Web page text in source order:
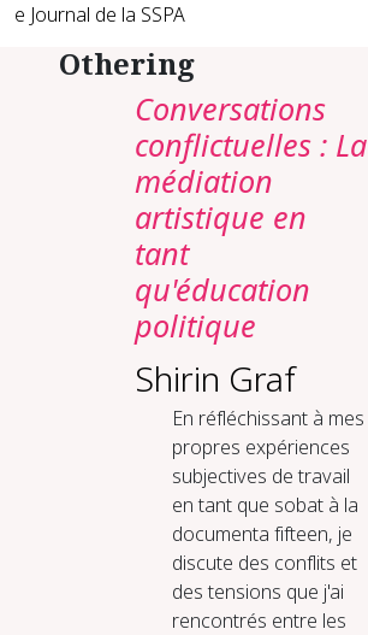
e Journal de la SSPA
Othering
Conversations
conflictuelles : La
médiation
artistique en
tant
qu'éducation
politique
Shirin Graf
En réfléchissant à mes
propres expériences
subjectives de travail
en tant que sobat à la
documenta fifteen, je
discute des conflits et
des tensions que j'ai
rencontrés entre les